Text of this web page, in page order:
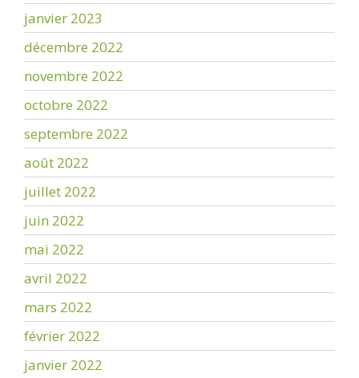
janvier 2023
décembre 2022
novembre 2022
octobre 2022
septembre 2022
août 2022
juillet 2022
juin 2022
mai 2022
avril 2022
mars 2022
février 2022
janvier 2022